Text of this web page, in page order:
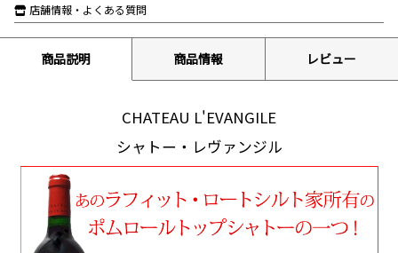
店舗情報・よくある質問
商品説明 商品情報 レビュー
CHATEAU L'EVANGILE
シャトー・レヴァンジル